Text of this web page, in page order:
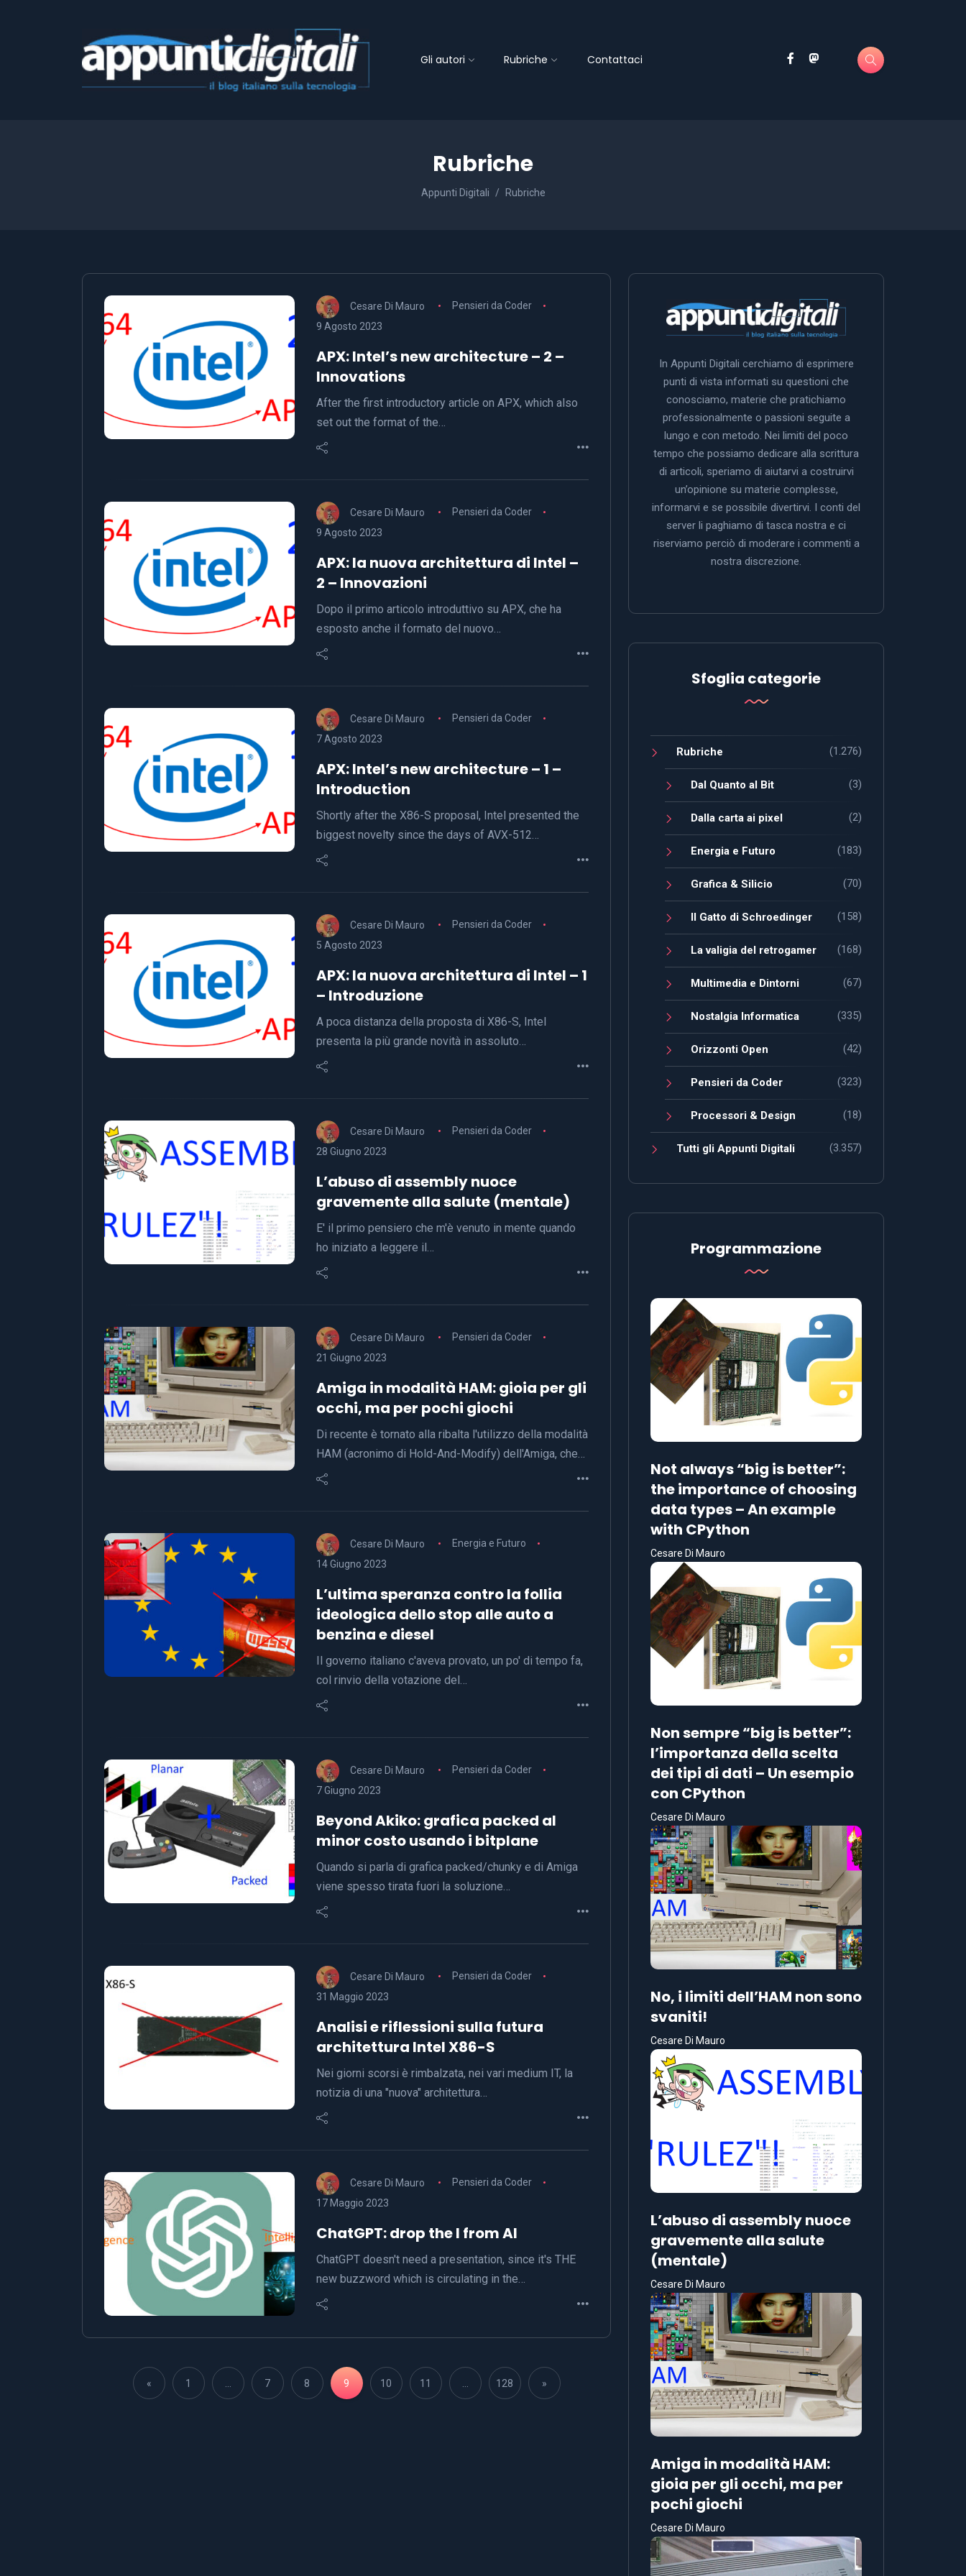
Gli autori Rubriche Contattaci
Rubriche
Appunti Digitali Rubriche
Cesare Di Mauro
Pensieri da Coder
9 Agosto 2023
APX: Intel’s new architecture – 2 –
Innovations
After the first introductory article on APX, which also
set out the format of the…
Cesare Di Mauro
Pensieri da Coder
9 Agosto 2023
APX: la nuova architettura di Intel –
2 – Innovazioni
Dopo il primo articolo introduttivo su APX, che ha
esposto anche il formato del nuovo…
Cesare Di Mauro
Pensieri da Coder
7 Agosto 2023
APX: Intel’s new architecture – 1 –
Introduction
Shortly after the X86-S proposal, Intel presented the
biggest novelty since the days of AVX-512…
Cesare Di Mauro
Pensieri da Coder
5 Agosto 2023
APX: la nuova architettura di Intel – 1
– Introduzione
A poca distanza della proposta di X86-S, Intel
presenta la più grande novità in assoluto…
Cesare Di Mauro
Pensieri da Coder
28 Giugno 2023
L’abuso di assembly nuoce
gravemente alla salute (mentale)
E' il primo pensiero che m'è venuto in mente quando
ho iniziato a leggere il…
Cesare Di Mauro
Pensieri da Coder
21 Giugno 2023
Amiga in modalità HAM: gioia per gli
occhi, ma per pochi giochi
Di recente è tornato alla ribalta l'utilizzo della modalità
HAM (acronimo di Hold-And-Modify) dell'Amiga, che…
Cesare Di Mauro
Energia e Futuro
14 Giugno 2023
L’ultima speranza contro la follia
ideologica dello stop alle auto a
benzina e diesel
Il governo italiano c'aveva provato, un po' di tempo fa,
col rinvio della votazione del…
Cesare Di Mauro
Pensieri da Coder
7 Giugno 2023
Beyond Akiko: grafica packed al
minor costo usando i bitplane
Quando si parla di grafica packed/chunky e di Amiga
viene spesso tirata fuori la soluzione…
Cesare Di Mauro
Pensieri da Coder
31 Maggio 2023
Analisi e riflessioni sulla futura
architettura Intel X86-S
Nei giorni scorsi è rimbalzata, nei vari medium IT, la
notizia di una "nuova" architettura…
Cesare Di Mauro
Pensieri da Coder
17 Maggio 2023
ChatGPT: drop the I from AI
ChatGPT doesn't need a presentation, since it's THE
new buzzword which is circulating in the…
« 1 7 8 9 10 11 128 »
In Appunti Digitali cerchiamo di esprimere
punti di vista informati su questioni che
conosciamo, materie che pratichiamo
professionalmente o passioni seguite a
lungo e con metodo. Nei limiti del poco
tempo che possiamo dedicare alla scrittura
di articoli, speriamo di aiutarvi a costruirvi
un’opinione su materie complesse,
informarvi e se possibile divertirvi. I conti del
server li paghiamo di tasca nostra e ci
riserviamo perciò di moderare i commenti a
nostra discrezione.
Sfoglia categorie
Rubriche (1.276)
Dal Quanto al Bit (3)
Dalla carta ai pixel (2)
Energia e Futuro (183)
Grafica & Silicio (70)
Il Gatto di Schroedinger (158)
La valigia del retrogamer (168)
Multimedia e Dintorni (67)
Nostalgia Informatica (335)
Orizzonti Open (42)
Pensieri da Coder (323)
Processori & Design (18)
Tutti gli Appunti Digitali (3.357)
Programmazione
Not always “big is better”:
the importance of choosing
data types – An example
with CPython
Cesare Di Mauro
Non sempre “big is better”:
l’importanza della scelta
dei tipi di dati – Un esempio
con CPython
Cesare Di Mauro
No, i limiti dell’HAM non sono
svaniti!
Cesare Di Mauro
L’abuso di assembly nuoce
gravemente alla salute
(mentale)
Cesare Di Mauro
Amiga in modalità HAM:
gioia per gli occhi, ma per
pochi giochi
Cesare Di Mauro